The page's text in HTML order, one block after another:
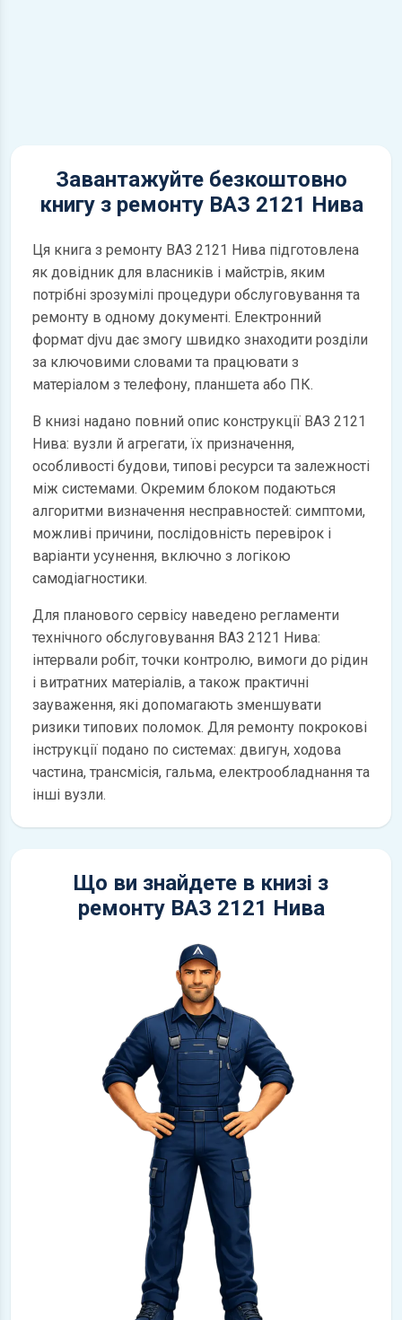
Завантажуйте безкоштовно
книгу з ремонту ВАЗ 2121 Нива
Ця книга з ремонту ВАЗ 2121 Нива підготовлена
як довідник для власників і майстрів, яким
потрібні зрозумілі процедури обслуговування та
ремонту в одному документі. Електронний
формат djvu дає змогу швидко знаходити розділи
за ключовими словами та працювати з
матеріалом з телефону, планшета або ПК.
В книзі надано повний опис конструкції ВАЗ 2121
Нива: вузли й агрегати, їх призначення,
особливості будови, типові ресурси та залежності
між системами. Окремим блоком подаються
алгоритми визначення несправностей: симптоми,
можливі причини, послідовність перевірок і
варіанти усунення, включно з логікою
самодіагностики.
Для планового сервісу наведено регламенти
технічного обслуговування ВАЗ 2121 Нива:
інтервали робіт, точки контролю, вимоги до рідин
і витратних матеріалів, а також практичні
зауваження, які допомагають зменшувати
ризики типових поломок. Для ремонту покрокові
інструкції подано по системах: двигун, ходова
частина, трансмісія, гальма, електрообладнання та
інші вузли.
Що ви знайдете в книзі з
ремонту ВАЗ 2121 Нива